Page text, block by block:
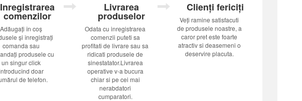
Inregistrarea
comenzilor
Adăugați în coș
și înregistrați
comanda sau
produsele cu
un singur click
doar
de telefon.
Livrarea
produselor
Odata cu inregistrarea
comenzii puteti sa
profitati de livrare sau sa
ridicati produsele de
sinestatator.Livrarea
operative v-a bucura
chiar si pe cei mai
nerabdatori
cumparatori.
Clienți fericiți
Veți ramine satisfacuti
de produsele noastre, a
caror pret este foarte
atractiv si deasemeni o
deservire placuta.